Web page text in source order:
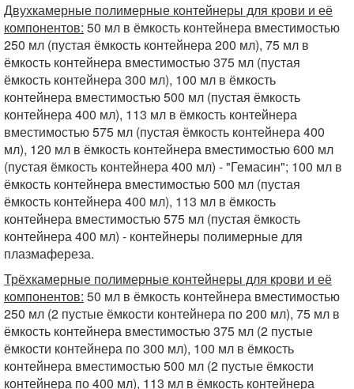
Двухкамерные полимерные контейнеры для крови и её
компонентов: 50 мл в ёмкость контейнера вместимостью
250 мл (пустая ёмкость контейнера 200 мл), 75 мл в
ёмкость контейнера вместимостью 375 мл (пустая
ёмкость контейнера 300 мл), 100 мл в ёмкость
контейнера вместимостью 500 мл (пустая ёмкость
контейнера 400 мл), 113 мл в ёмкость контейнера
вместимостью 575 мл (пустая ёмкость контейнера 400
мл), 120 мл в ёмкость контейнера вместимостью 600 мл
(пустая ёмкость контейнера 400 мл) - "Гемасин"; 100 мл в
ёмкость контейнера вмести­мостью 500 мл (пустая
ёмкость контейнера 400 мл), 113 мл в ёмкость
контейнера вме­стимостью 575 мл (пустая ёмкость
контей­нера 400 мл) - контейнеры полимерные для
плазмафереза.
Трёхкамерные полимерные контейнеры для крови и её
компонентов: 50 мл в ёмкость контейнера вместимостью
250 мл (2 пустые ёмкости контейнера по 200 мл), 75 мл в
ём­кость контейнера вместимостью 375 мл (2 пустые
ёмкости контейнера по 300 мл), 100 мл в ёмкость
контейнера вместимостью 500 мл (2 пустые ёмкости
контейнера по 400 мл), 113 мл в ёмкость контейнера